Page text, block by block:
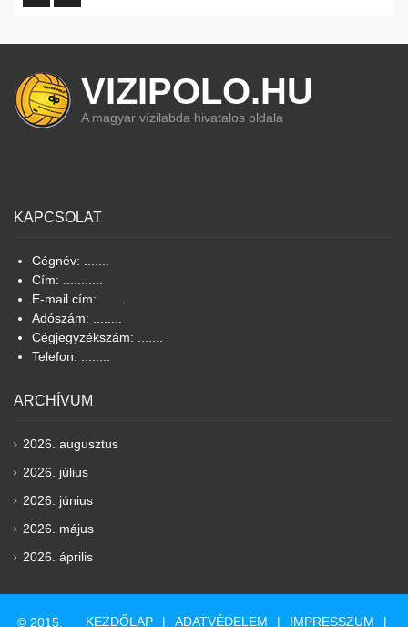
VIZIPOLO.HU
A magyar vízilabda hivatalos oldala
KAPCSOLAT
Cégnév: .......
Cím: ...........
E-mail cím: .......
Adószám: ........
Cégjegyzékszám: .......
Telefon: ........
ARCHÍVUM
2026. augusztus
2026. július
2026. június
2026. május
2026. április
© 2015. KEZDŐLAP ADATVÉDELEM IMPRESSZUM